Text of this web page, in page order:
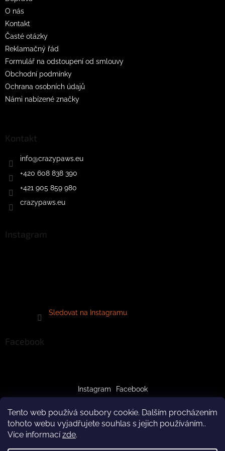
Tento web používá soubory cookie. Dalším procházením
tohoto webu vyjadřujete souhlas s jejich používáním..
Více informacízde.
O nás
Kontakt
Časté otázky
Reklamačný řád
Formulář na odstoupení od smlouvy
Obchodní podmínky
Ochrana osobních údajů
Námi nabízené značky
Kontakt
info@crazypaws.eu
+420 608 838 390
+421 905 859 980
crazypaws.eu
Instagram
Sledovat na Instagramu
Facebook
Instagram Facebook